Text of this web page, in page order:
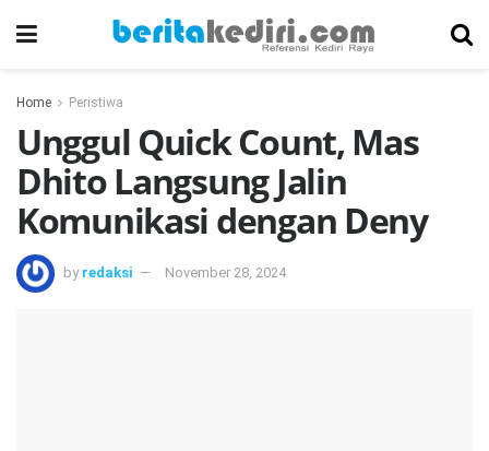
Home Peristiwa
Unggul Quick Count, Mas
Dhito Langsung Jalin
Komunikasi dengan Deny
by redaksi November 28, 2024